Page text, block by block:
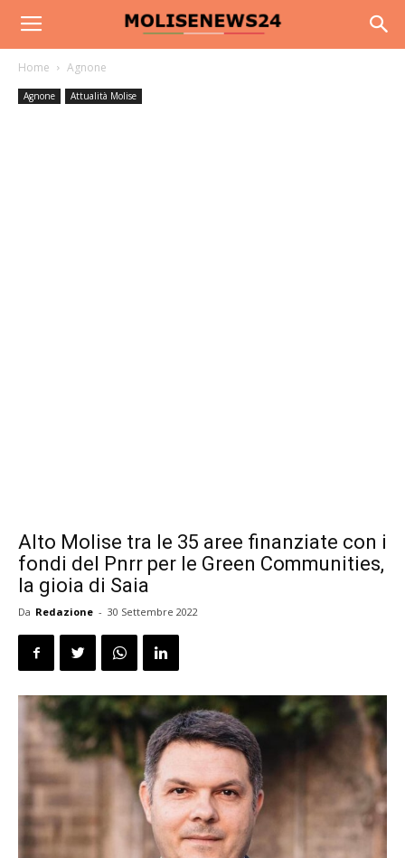
Home Agnone
Agnone Attualità Molise
Alto Molise tra le 35 aree finanziate con i
fondi del Pnrr per le Green Communities,
la gioia di Saia
Da Redazione - 30 Settembre 2022